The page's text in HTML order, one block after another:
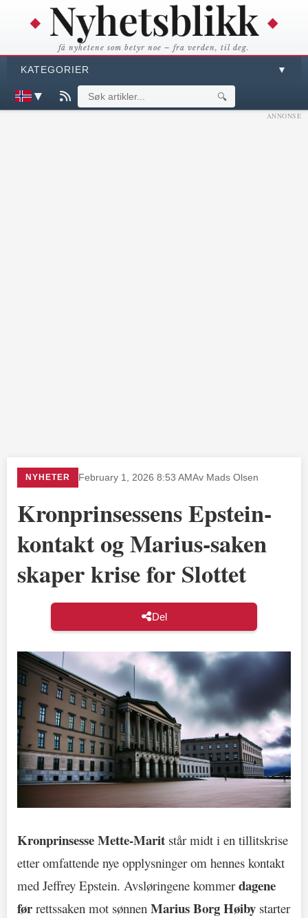
få nyhetene som betyr noe – fra verden, til deg.
KATEGORIER ▼
▼ 🔍
ANNONSE
NYHETER February 1, 2026 8:53 AMAv Mads Olsen
Kronprinsessens Epstein-
kontakt og Marius-saken
skaper krise for Slottet
Del
Kronprinsesse Mette-Marit står midt i en tillitskrise
etter omfattende nye opplysninger om hennes kontakt
med Jeffrey Epstein. Avsløringene kommerdagene
før rettssaken mot sønnen Marius Borg Høiby starter